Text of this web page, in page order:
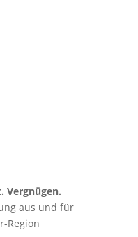
Vergnügen.
aus und für
Region